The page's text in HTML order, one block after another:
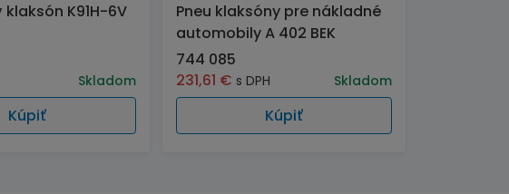
klaksón K91H-6V
Skladom
Kúpiť
Pneu klaksóny pre nákladné
automobily A 402 BEK
744 085
231,61 € s DPH Skladom
Kúpiť